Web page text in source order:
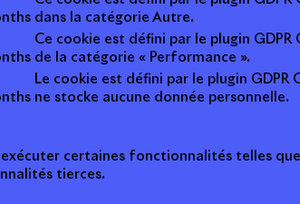
dans la catégorie Autre.
Ce cookie est défini par le plugin
de la catégorie « Performance ».
Le cookie est défini par le plugin
ne stocke aucune donnée personnelle.
certaines fonctionnalités telles
tierces.